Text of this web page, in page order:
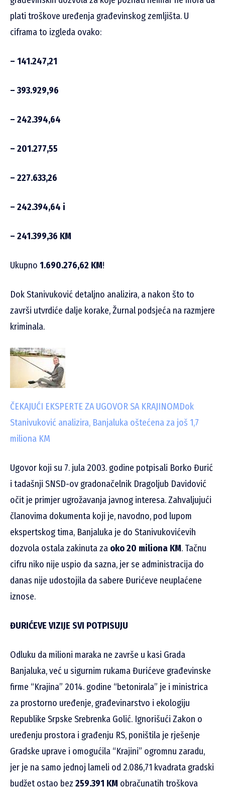
plati troškove uređenja građevinskog zemljišta. U
ciframa to izgleda ovako:
– 141.247,21
– 393.929,96
– 242.394,64
– 201.277,55
– 227.633,26
– 242.394,64 i
– 241.399,36 KM
Ukupno 1.690.276,62 KM!
Dok Stanivuković detaljno analizira, a nakon što to
završi utvrdiće dalje korake, Žurnal podsjeća na razmjere
kriminala.
ČEKAJUĆI EKSPERTE ZA UGOVOR SA KRAJINOMDok
Stanivuković analizira, Banjaluka oštećena za još 1,7
miliona KM
Ugovor koji su 7. jula 2003. godine potpisali Borko Đurić
i tadašnji SNSD-ov gradonačelnik Dragoljub Davidović
očit je primjer ugrožavanja javnog interesa. Zahvaljujući
članovima dokumenta koji je, navodno, pod lupom
ekspertskog tima, Banjaluka je do Stanivukovićevih
dozvola ostala zakinuta za oko 20 miliona KM. Tačnu
cifru niko nije uspio da sazna, jer se administracija do
danas nije udostojila da sabere Đurićeve neuplaćene
iznose.
ĐURIĆEVE VIZIJE SVI POTPISUJU
Odluku da milioni maraka ne završe u kasi Grada
Banjaluka, već u sigurnim rukama Đurićeve građevinske
firme “Krajina” 2014. godine “betonirala” je i ministrica
za prostorno uređenje, građevinarstvo i ekologiju
Republike Srpske Srebrenka Golić. Ignorišući Zakon o
uređenju prostora i građenju RS, poništila je rješenje
Gradske uprave i omogućila “Krajini” ogromnu zaradu,
jer je na samo jednoj lameli od 2.086,71 kvadrata gradski
budžet ostao bez 259.391 KM obračunatih troškova